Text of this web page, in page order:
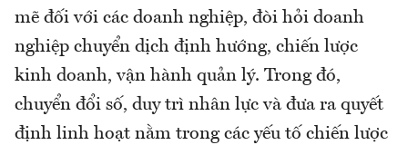
mẽ đối với các doanh nghiệp, đòi hỏi doanh
nghiệp chuyển dịch định hướng, chiến lược
kinh doanh, vận hành quản lý. Trong đó,
chuyển đổi số, duy trì nhân lực và đưa ra quyết
định linh hoạt nằm trong các yếu tố chiến lược